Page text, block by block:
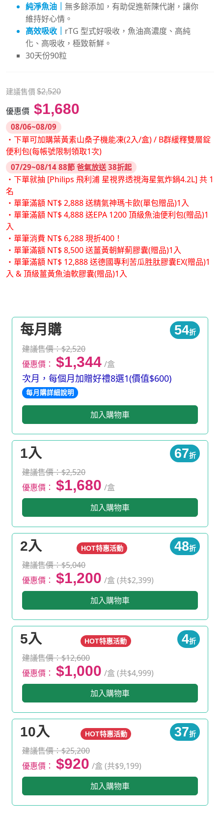
純淨魚油｜ 無多餘添加，有助促進新陳代謝，讓你
維持好心情。
高效吸收｜ rTG 型式好吸收，魚油高濃度、高純
化、高吸收，極致新鮮。
30天份90粒
建議售價 $2,520
優惠價 $1,680
08/06~08/09
・下單可加購葉黃素山桑子機能凍(2入/盒) / B群緩釋雙層錠
便利包(每帳號限制領取1次)
07/29~08/14 88節 爸氣放送 38折起
・下單就抽 [Philips 飛利浦 星視界透視海星氣炸鍋4.2L] 共 1
名
・單筆滿額 NT$ 2,888 送精氣神瑪卡飲(單包贈品)1入
・單筆滿額 NT$ 4,888 送EPA 1200 頂級魚油便利包(贈品)1
入
・單筆消費 NT$ 6,288 現折400！
・單筆滿額 NT$ 8,500 送薑黃朝鮮薊膠囊(贈品)1入
・單筆滿額 NT$ 12,888 送德國專利苦瓜胜肽膠囊EX(贈品)1
入 & 頂級薑黃魚油軟膠囊(贈品)1入
每月購 54折
建議售價：$2,520
優惠價： $1,344 /盒
次月，每個月加贈好禮8選1(價值$600)
每月購詳細說明
加入購物車
1入 67折
建議售價：$2,520
優惠價： $1,680 /盒
加入購物車
2入 HOT特惠活動 48折
建議售價：$5,040
優惠價： $1,200 /盒 (共$2,399)
加入購物車
5入 HOT特惠活動 4折
建議售價：$12,600
優惠價： $1,000 /盒 (共$4,999)
加入購物車
10入 HOT特惠活動 37折
建議售價：$25,200
優惠價： $920 /盒 (共$9,199)
加入購物車